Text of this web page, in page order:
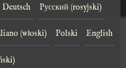
Deutsch Pусский (rosyjski)
(włoski) Polski English